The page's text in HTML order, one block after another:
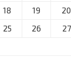
18 19 20
25 26 27